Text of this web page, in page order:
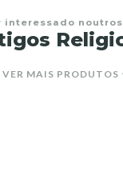
interessado
VER MAIS PRODUTOS